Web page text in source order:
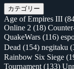
カテゴリー
Age of Empires III
Online 2 (18)
QuakeWars (116)
Dead (154) negitaku
Rainbow Six Siege
Tournament (133)